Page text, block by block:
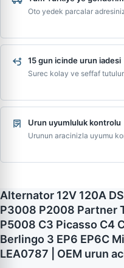
Oto yedek parcalar
15 gun icinde urun iadesi
Surec kolay ve seffaf
Urun uyumluluk kontrolu
Urunun aracinizla uyumu
Alternator 12V 120A
P3008 P2008 Partner
P5008 C3 Picasso C4
Berlingo 3 EP6 EP6C
LEA0787 | OEM urun